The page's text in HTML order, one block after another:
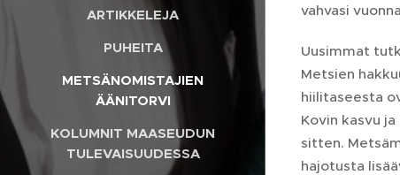
ARTIKKELEJA
PUHEITA
METSÄNOMISTAJIEN
ÄÄNITORVI
KOLUMNIT MAASEUDUN
TULEVAISUUDESSA
vahvasi
Uusimmat
Metsien
hiilitaseesta
Kovin kasvu
sitten.
hajotusta